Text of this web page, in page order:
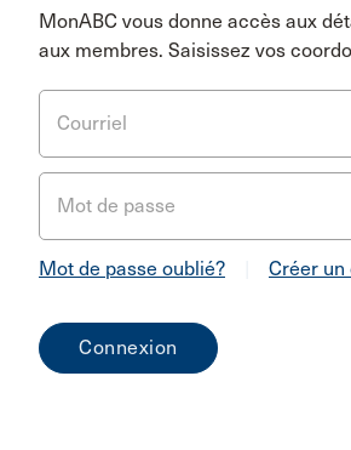
MonABC vous donne accès aux
aux membres. Saisissez vos
Courriel
Mot de passe
Mot de passe oublié? Créer